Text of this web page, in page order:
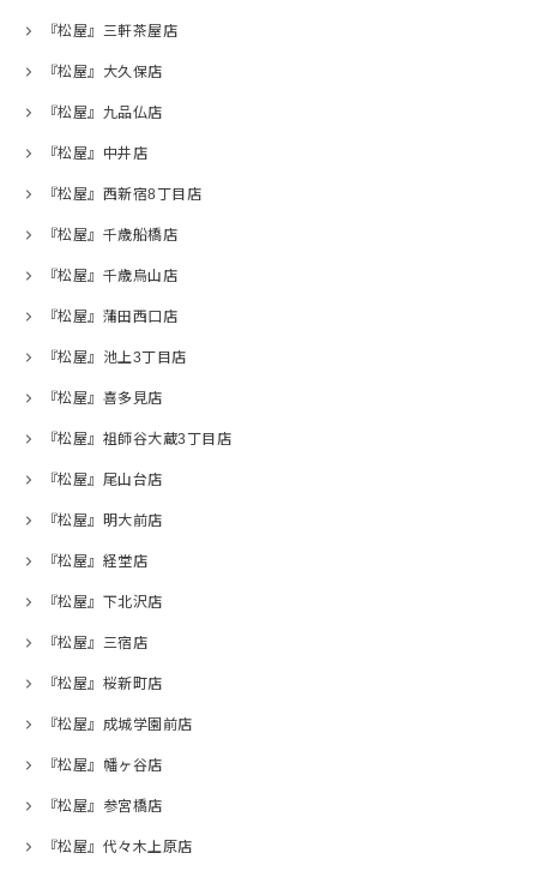
『松屋』三軒茶屋店
『松屋』大久保店
『松屋』九品仏店
『松屋』中井店
『松屋』西新宿8丁目店
『松屋』千歳船橋店
『松屋』千歳烏山店
『松屋』蒲田西口店
『松屋』池上3丁目店
『松屋』喜多見店
『松屋』祖師谷大蔵3丁目店
『松屋』尾山台店
『松屋』明大前店
『松屋』経堂店
『松屋』下北沢店
『松屋』三宿店
『松屋』桜新町店
『松屋』成城学園前店
『松屋』幡ヶ谷店
『松屋』参宮橋店
『松屋』代々木上原店